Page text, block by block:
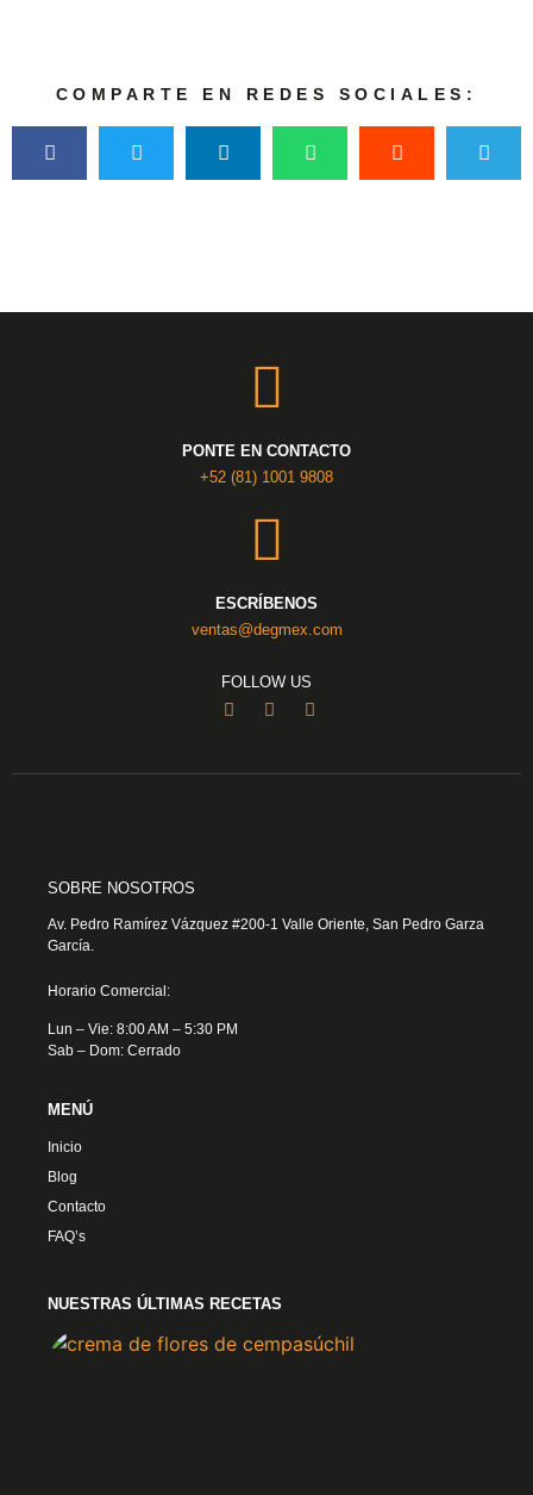
COMPARTE EN REDES SOCIALES:
PONTE EN CONTACTO
+52 (81) 1001 9808
ESCRÍBENOS
ventas@degmex.com
FOLLOW US
SOBRE NOSOTROS
Av. Pedro Ramírez Vázquez #200-1 Valle Oriente, San Pedro Garza
García.
Horario Comercial:
Lun – Vie: 8:00 AM – 5:30 PM
Sab – Dom: Cerrado
MENÚ
Inicio
Blog
Contacto
FAQ’s
NUESTRAS ÚLTIMAS RECETAS